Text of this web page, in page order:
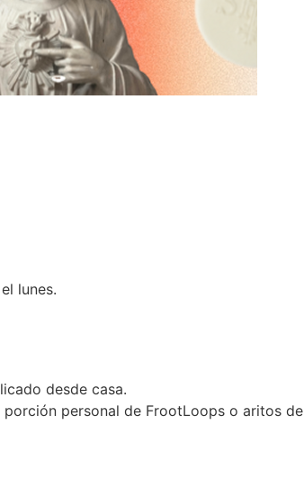
lunes.
desde casa.
personal de FrootLoops o aritos de